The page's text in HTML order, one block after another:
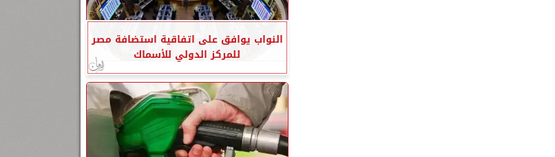
النواب يوافق على اتفاقية استضافة مصر
للمركز الدولي للأسماك